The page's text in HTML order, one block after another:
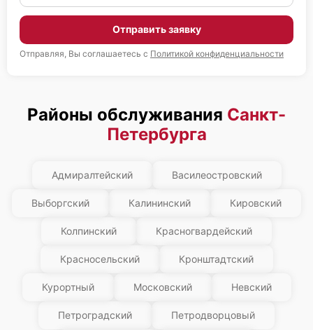
Отправить заявку
Отправляя, Вы соглашаетесь с Политикой конфиденциальности
Районы обслуживания Санкт-
Петербурга
Адмиралтейский Василеостровский
Выборгский Калининский Кировский
Колпинский Красногвардейский
Красносельский Кронштадтский
Курортный Московский Невский
Петроградский Петродворцовый